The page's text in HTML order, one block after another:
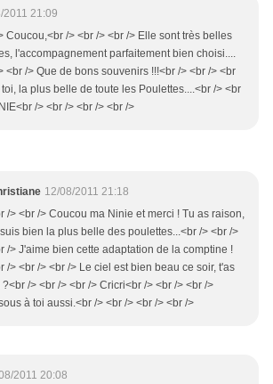
2011 21:09
Coucou,<br /> <br /> <br /> Elle sont très belles
l'accompagnement parfaitement bien choisi....
<br /> Que de bons souvenirs !!!<br /> <br /> <br
la plus belle de toute les Poulettes....<br /> <br
/> <br /> <br /> <br />
12/08/2011 21:18
/> <br /> Coucou ma Ninie et merci ! Tu as raison,
bien la plus belle des poulettes...<br /> <br />
/> J'aime bien cette adaptation de la comptine !
/> <br /> <br /> Le ciel est bien beau ce soir, t'as
?<br /> <br /> <br /> Cricri<br /> <br /> <br />
à toi aussi.<br /> <br /> <br /> <br />
2011 20:08